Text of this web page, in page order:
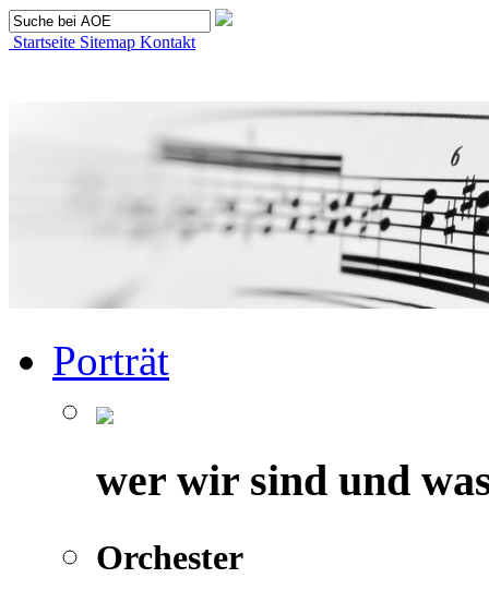
Startseite Sitemap Kontakt
Porträt
wer wir sind und
Orchester